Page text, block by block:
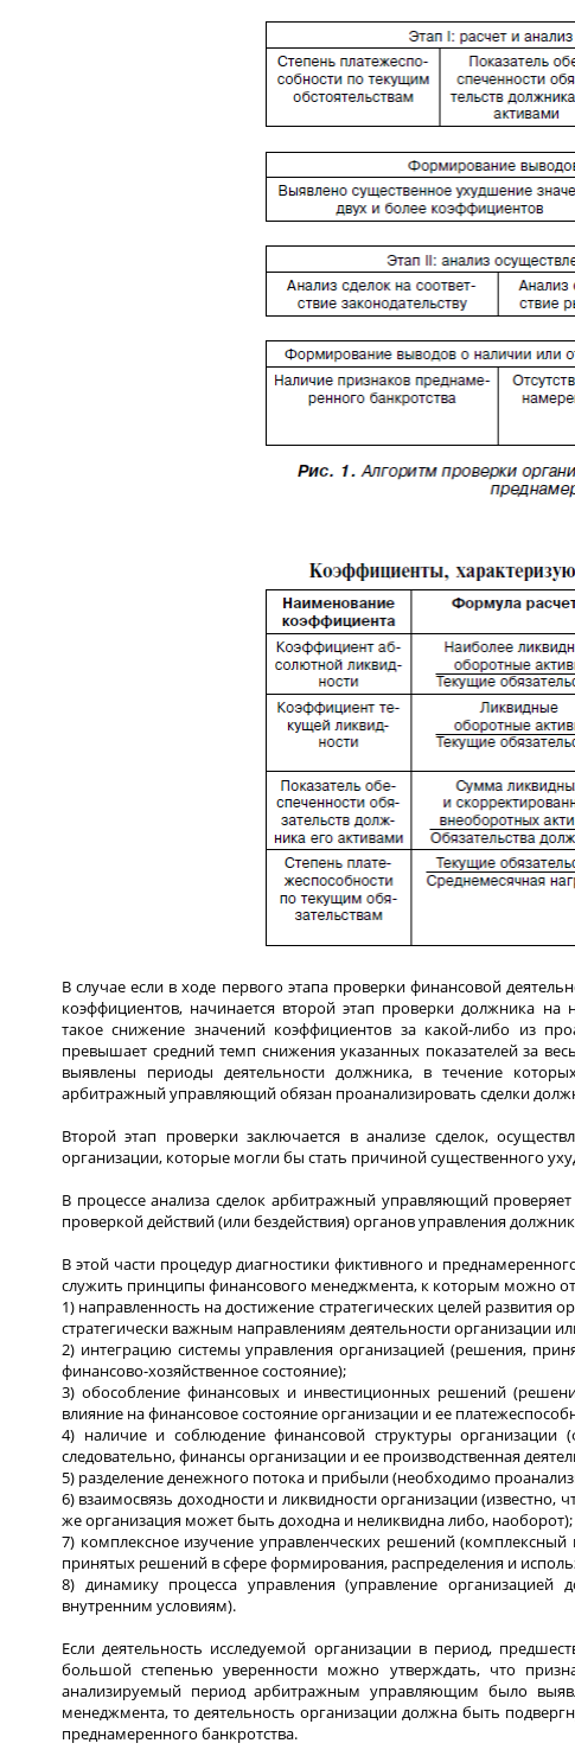
В случае если в ходе первого этапа проверки финансовой
коэффициентов, начинается второй этап проверки должника на
такое снижение значений коэффициентов за какой-либо из
превышает средний темп снижения указанных показателей за
выявлены периоды деятельности должника, в течение
арбитражный управляющий обязан проанализировать сделки
Второй этап проверки заключается в анализе сделок,
организации, которые могли бы стать причиной существенного
В процессе анализа сделок арбитражный управляющий
проверкой действий (или бездействия) органов управления
В этой части процедур диагностики фиктивного и
служить принципы финансового менеджмента, к которым можно
1) направленность на достижение стратегических целей
стратегически важным направлениям деятельности организации
2) интеграцию системы управления организацией (решения,
финансово-хозяйственное состояние);
3) обособление финансовых и инвестиционных решений
влияние на финансовое состояние организации и ее
4) наличие и соблюдение финансовой структуры организации
следовательно, финансы организации и ее производственная
5) разделение денежного потока и прибыли (необходимо
6) взаимосвязь доходности и ликвидности организации
же организация может быть доходна и неликвидна либо, наоборот);
7) комплексное изучение управленческих решений
принятых решений в сфере формирования, распределения и
8) динамику процесса управления (управление
внутренним условиям).
Если деятельность исследуемой организации в период,
большой степенью уверенности можно утверждать, что
анализируемый период арбитражным управляющим было
менеджмента, то деятельность организации должна быть
преднамеренного банкротства.